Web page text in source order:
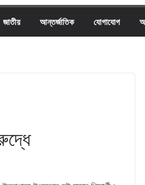
জাতীয় আন্তর্জাতিক যোগাযোগ